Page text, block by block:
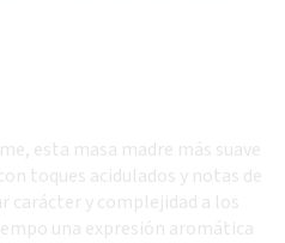
esta masa madre más suave
toques acidulados y notas de
carácter y complejidad a los
una expresión aromática